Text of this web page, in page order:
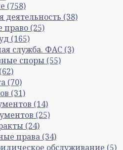
(758)
деятельность (38)
право (25)
(165)
служба. ФАС (3)
споры (55)
(62)
(70)
(31)
(14)
(25)
(24)
права (34)
обслуживание (5)